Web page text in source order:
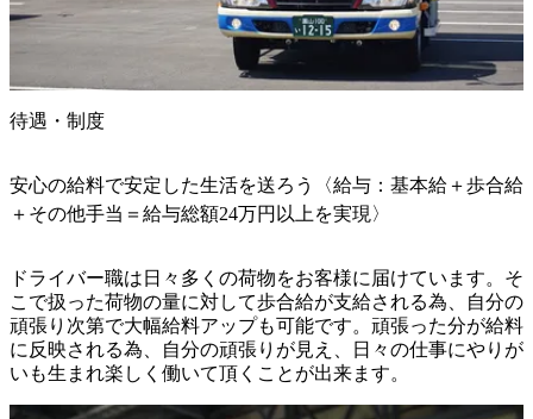
待遇・制度
安心の給料で安定した生活を送ろう〈給与：基本給＋歩合給
＋その他手当＝給与総額24万円以上を実現〉
ドライバー職は日々多くの荷物をお客様に届けています。そ
こで扱った荷物の量に対して歩合給が支給される為、自分の
頑張り次第で大幅給料アップも可能です。頑張った分が給料
に反映される為、自分の頑張りが見え、日々の仕事にやりが
いも生まれ楽しく働いて頂くことが出来ます。